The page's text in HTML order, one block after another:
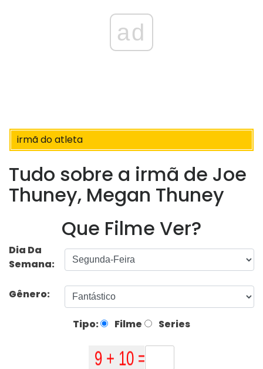
ad
irmã do atleta
Tudo sobre a irmã de Joe
Thuney, Megan Thuney
Que Filme Ver?
Dia Da
Semana:
Gênero:
Tipo: Filme Series